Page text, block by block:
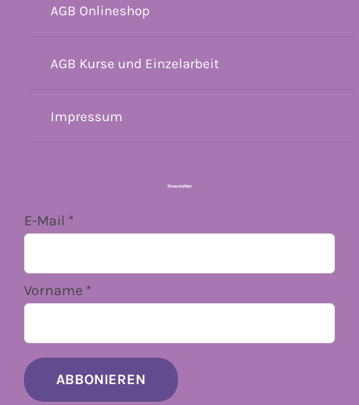
AGB Onlineshop
AGB Kurse und Einzelarbeit
Impressum
Newsletter
E-Mail *
Vorname *